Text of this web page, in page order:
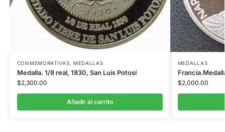
CONMEMORATIVAS, MEDALLAS
Medalla. 1/8 real, 1830, San Luis Potosí
$2,300.00
Añadir al carrito
MEDALLAS
$2,000.00